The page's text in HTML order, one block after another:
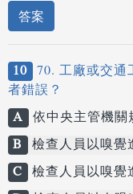
答案
10 70. 工廠或交通
者錯誤？
A 依中央主管機
B 檢查人員以嗅覺
C 檢查人員以嗅覺